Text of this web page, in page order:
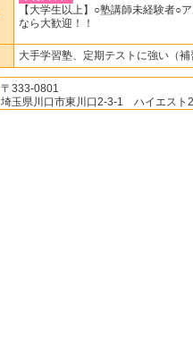
【大学生以上】○塾講師未経験者○
なら大歓迎！！
大手学習塾、定期テストに強い（補
〒333-0801
埼玉県川口市東川口2-3-1 ハイエスト